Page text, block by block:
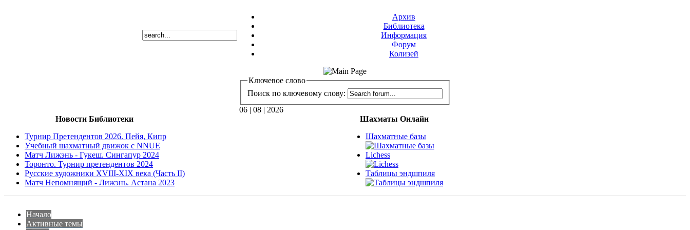
Архив
Библиотека
Информация
Форум
Колизей
Ключевое слово
Поиск по ключевому слову:
06 | 08 | 2026
Новости Библиотеки
Турнир Претендентов 2026. Пейя, Кипр
Учебный шахматный движок с NNUE
Матч Лижэнь - Гукеш. Сингапур 2024
Торонто. Турнир претендентов 2024
Русские художники XVIII-XIX века (Часть II)
Матч Непомнящий - Лижэнь. Астана 2023
Шахматы Онлайн
Шахматные базы
Lichess
Таблицы эндшпиля
Начало
Активные темы